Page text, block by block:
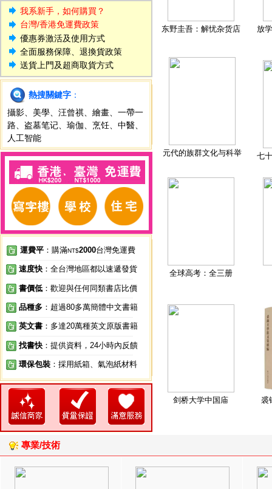
我系新手，如何購買？
台灣/香港免運費政策
優惠券激活及使用方式
全面服務保障、退換貨政策
送貨上門及超商取貨方式
熱搜關鍵字 ：
攝影
美學 汪曾祺 繪畫
一帶一
路
盗墓笔记 瑜伽 烹饪 中醫
人工智能
運費平 ：購滿NT$2000台灣免運費
速度快 ：全台灣地區都以速遞發貨
書價低 ：歡迎與任何同類書店比價
品種多 ：超過80多萬簡體中文書籍
英文書 ：多達20萬種英文原版書籍
找書快 ：提供資料，24小時內反饋
環保包裝 ：採用紙箱、氣泡紙材料
东野圭吾：解忧杂货店 放
元代的族群文化与科举 七
全球高考：全三册
剑桥大学中国庙 裘
專業/技術